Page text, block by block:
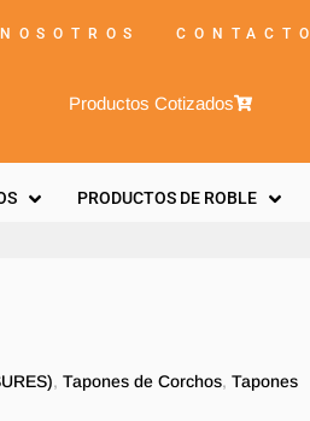
NOSOTROS CONTACTO
Productos Cotizados
PRODUCTOS DE ROBLE
, Tapones de Corchos, Tapones